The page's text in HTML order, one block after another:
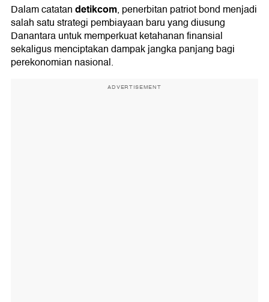
Dalam catatandetikcom, penerbitan patriot bond menjadi
salah satu strategi pembiayaan baru yang diusung
Danantara untuk memperkuat ketahanan finansial
sekaligus menciptakan dampak jangka panjang bagi
perekonomian nasional.
ADVERTISEMENT